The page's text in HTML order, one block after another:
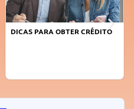
FAÇA A DIFERENÇA: SEJA